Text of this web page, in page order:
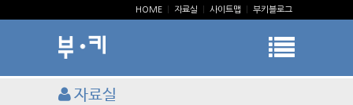
HOME 자료실 사이트맵 부키블로그
자료실